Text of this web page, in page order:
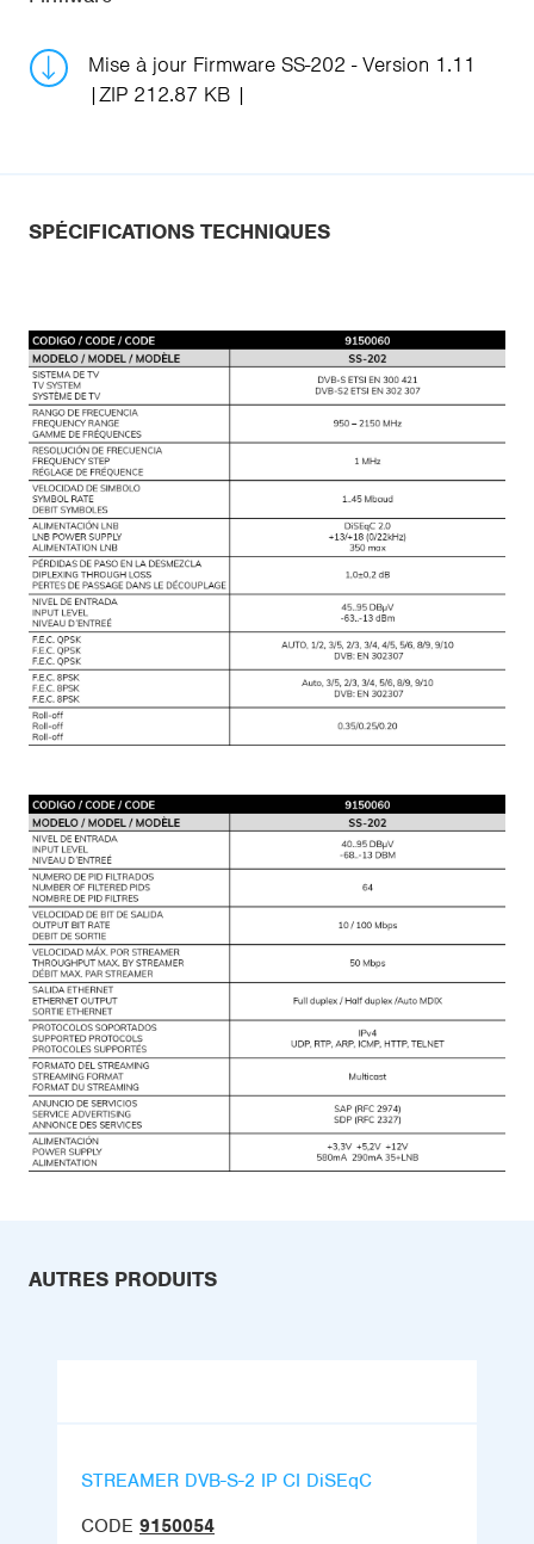
Mise à jour Firmware SS-202 - Version 1.11
ZIP 212.87 KB
SPÉCIFICATIONS TECHNIQUES
AUTRES PRODUITS
STREAMER DVB-S-2 IP CI DiSEqC
CODE 9150054